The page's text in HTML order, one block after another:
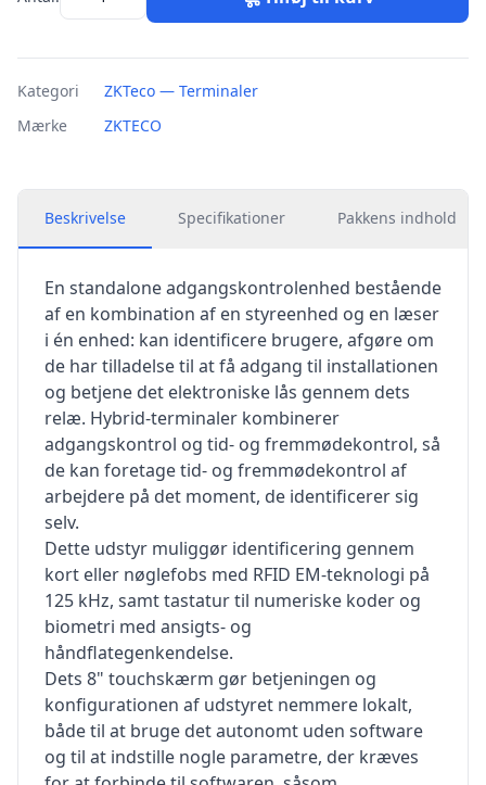
Kategori
ZKTeco — Terminaler
Mærke
ZKTECO
Beskrivelse Specifikationer Pakkens indhold
En standalone adgangskontrolenhed bestående
af en kombination af en styreenhed og en læser
i én enhed: kan identificere brugere, afgøre om
de har tilladelse til at få adgang til installationen
og betjene det elektroniske lås gennem dets
relæ. Hybrid-terminaler kombinerer
adgangskontrol og tid- og fremmødekontrol, så
de kan foretage tid- og fremmødekontrol af
arbejdere på det moment, de identificerer sig
selv.
Dette udstyr muliggør identificering gennem
kort eller nøglefobs med RFID EM-teknologi på
125 kHz, samt tastatur til numeriske koder og
biometri med ansigts- og
håndflategenkendelse.
Dets 8" touchskærm gør betjeningen og
konfigurationen af udstyret nemmere lokalt,
både til at bruge det autonomt uden software
og til at indstille nogle parametre, der kræves